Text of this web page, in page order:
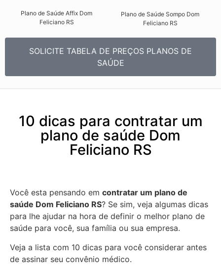
Plano de Saúde Affix Dom
Feliciano RS​
Plano de Saúde Sompo Dom
Feliciano RS​
SOLICITE TABELA DE PREÇOS PLANOS DE
SAÚDE
10 dicas para contratar um
plano de saúde Dom
Feliciano RS
Você esta pensando em contratar um plano de
saúde Dom Feliciano RS? Se sim, veja algumas dicas
para lhe ajudar na hora de definir o melhor plano de
saúde para você, sua família ou sua empresa.
Veja a lista com 10 dicas para você considerar antes
de assinar seu convênio médico.